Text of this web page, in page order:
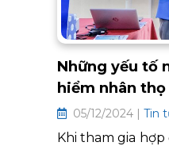
Những yếu tố
hiểm nhân
hiểm?
05/12/2024 | Tin
Khi tham gia